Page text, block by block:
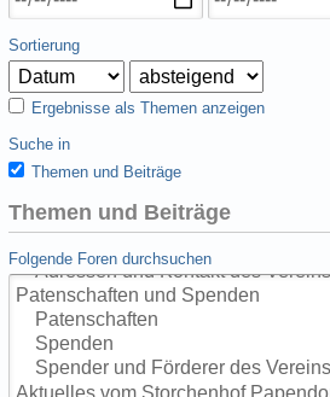
Sortierung
Ergebnisse als Themen anzeigen
Suche in
Themen und Beiträge
Themen und Beiträge
Folgende Foren durchsuchen